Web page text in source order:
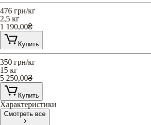
476 грн/кг
2,5 кг
1 190,00₴
Купить
350 грн/кг
15 кг
5 250,00₴
Купить
Характеристики
Смотреть все